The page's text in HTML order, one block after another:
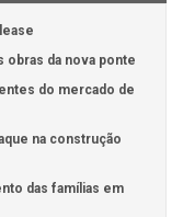
obras da nova ponte
do mercado de
na construção
das famílias em